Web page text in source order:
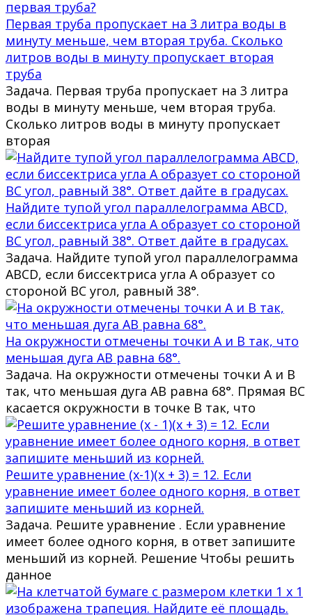
Первая труба пропускает на 3 литра воды в
минуту меньше, чем вторая труба. Сколько
литров воды в минуту пропускает вторая
труба
Задача. Первая труба пропускает на 3 литра
воды в минуту меньше, чем вторая труба.
Сколько литров воды в минуту пропускает
вторая
Найдите тупой угол параллелограмма ABCD,
если биссектриса угла A образует со стороной
BC угол, равный 38°. Ответ дайте в градусах.
Задача. Найдите тупой угол параллелограмма
ABCD, если биссектриса угла A образует со
стороной BC угол, равный 38°.
На окружности отмечены точки A и B так, что
меньшая дуга AB равна 68°.
Задача. На окружности отмечены точки A и B
так, что меньшая дуга AB равна 68°. Прямая BC
касается окружности в точке B так, что
Решите уравнение (x-1)(x + 3) = 12. Если
уравнение имеет более одного корня, в ответ
запишите меньший из корней.
Задача. Решите уравнение . Если уравнение
имеет более одного корня, в ответ запишите
меньший из корней. Решение Чтобы решить
данное